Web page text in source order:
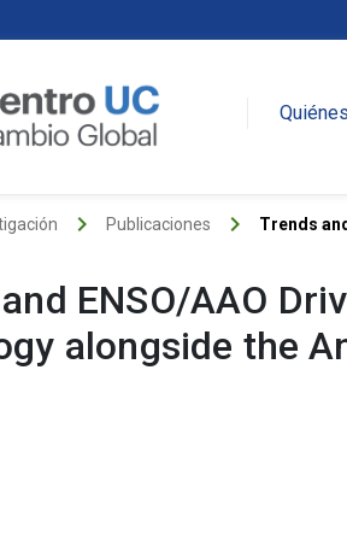
keyboard_arrow_right Publicaciones keyboard_arrow_right Trends
ENSO/AAO
alongside the